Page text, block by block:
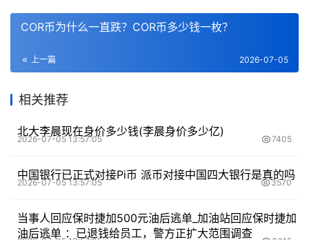
COR币为什么一直跌？COR币多少钱一枚？
上一篇 2026-07-05
相关推荐
北大李晨现在身价多少钱(李晨身价多少亿)
2026-07-05 13:57:05 7405
中国银行已正式对接Pi币 派币对接中国四大银行是真的吗
2026-07-05 13:57:05 3570
当事人回应保时捷加500元油后逃单_加油站回应保时捷加
油后逃单 ：已退钱给员工，警方正扩大范围调查